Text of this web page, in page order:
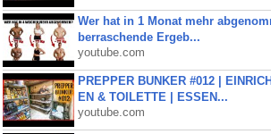
Wer hat in 1 Monat mehr
berraschende Ergeb...
youtube.com
PREPPER BUNKER #012 |
EN & TOILETTE | ESSEN...
youtube.com